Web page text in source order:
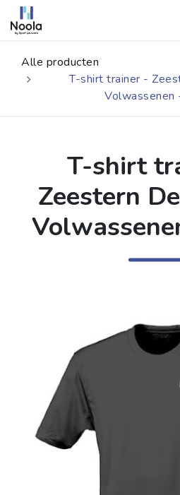
Overslaan naar inhoud
Alle producten
T-shirt trainer -
Volwassenen
T-shirt
Zeestern